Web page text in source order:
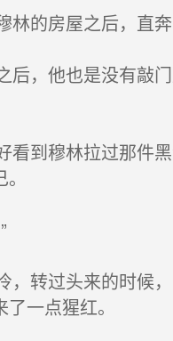
的房屋之后，直奔
，他也是没有敲
到穆林拉过那件
转过头来的时候
一点猩红。